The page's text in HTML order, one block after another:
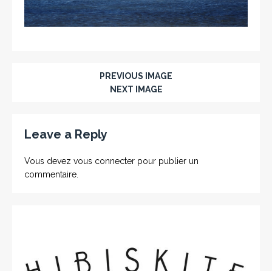
PREVIOUS IMAGE
NEXT IMAGE
Leave a Reply
Vous devez vous connecter pour publier un
commentaire.